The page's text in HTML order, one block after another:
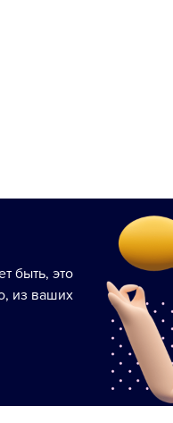
быть, это
из ваших